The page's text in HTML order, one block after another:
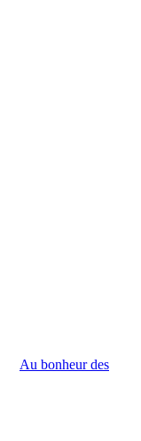
Au bonheur des